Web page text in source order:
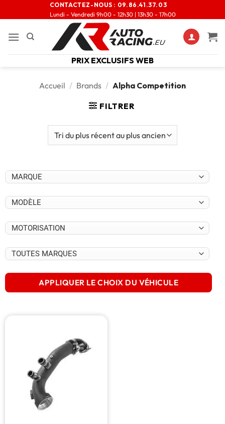
CONTACTEZ-NOUS : 09.86.41.37.03
Lundi - Vendredi 9h00 - 12h30 | 13h30 - 17h00
PRIX EXCLUSIFS WEB
Accueil / Brands / Alpha Competition
FILTRER
APPLIQUER LE CHOIX DU VÉHICULE